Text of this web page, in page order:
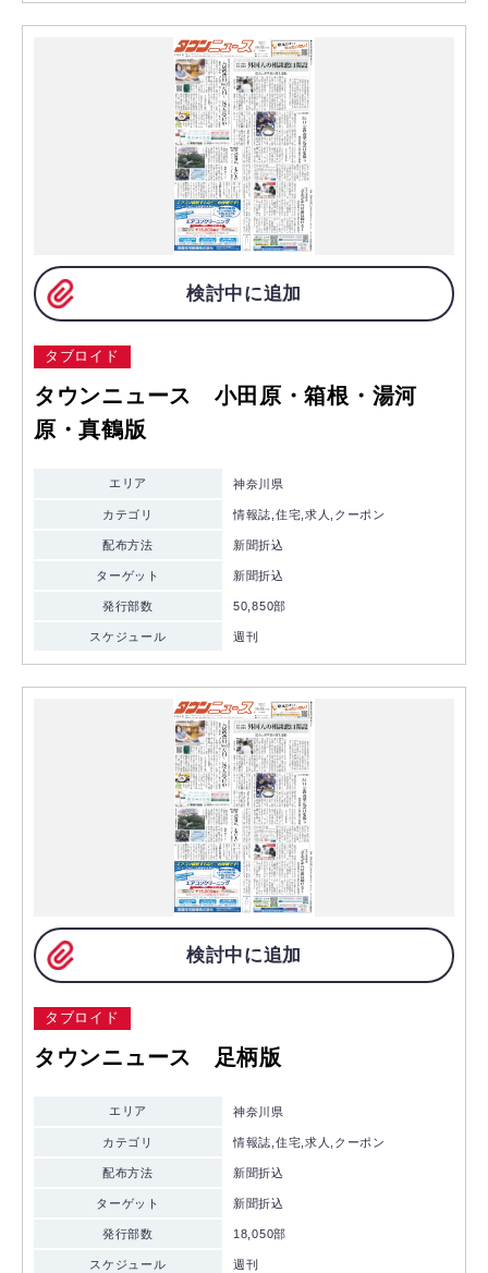
検討中に追加
タブロイド
タウンニュース 小田原・箱根・湯河
原・真鶴版
エリア 神奈川県
カテゴリ 情報誌,住宅,求人,クーポン
配布方法 新聞折込
ターゲット 新聞折込
発行部数 50,850部
スケジュール 週刊
検討中に追加
タブロイド
タウンニュース 足柄版
エリア 神奈川県
カテゴリ 情報誌,住宅,求人,クーポン
配布方法 新聞折込
ターゲット 新聞折込
発行部数 18,050部
スケジュール 週刊